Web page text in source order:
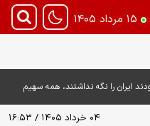
۱۵ مرداد ۱۴۰۵
ایران را نگه نداشتند، همه سهیم
۰۴ خرداد ۱۴۰۵ / ۱۶:۵۳